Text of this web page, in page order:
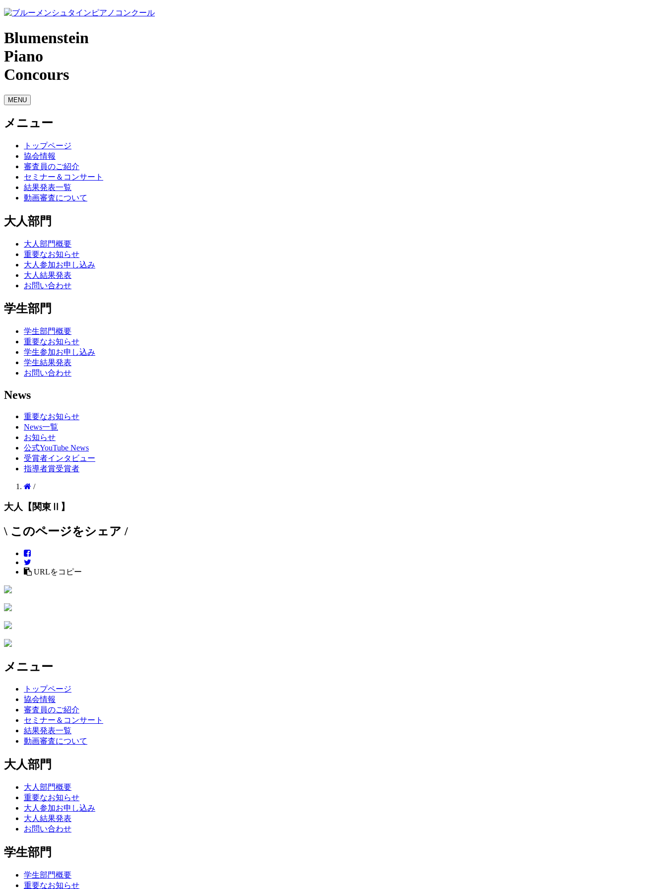
Blumenstein
Piano
Concours
MENU
メニュー
トップページ
協会情報
審査員のご紹介
セミナー＆コンサート
結果発表一覧
動画審査について
大人部門
大人部門概要
重要なお知らせ
大人参加お申し込み
大人結果発表
お問い合わせ
学生部門
学生部門概要
重要なお知らせ
学生参加お申し込み
学生結果発表
お問い合わせ
News
重要なお知らせ
News一覧
お知らせ
公式YouTube News
受賞者インタビュー
指導者賞受賞者
/
大人【関東Ⅱ】
\ このページをシェア /
URLをコピー
メニュー
トップページ
協会情報
審査員のご紹介
セミナー＆コンサート
結果発表一覧
動画審査について
大人部門
大人部門概要
重要なお知らせ
大人参加お申し込み
大人結果発表
お問い合わせ
学生部門
学生部門概要
重要なお知らせ